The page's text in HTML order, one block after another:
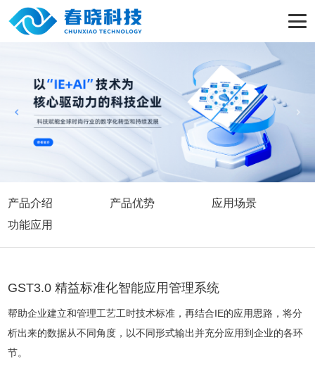
产品介绍 产品优势
应用场景
功能应用
GST3.0 精益标准化智能应用管理系统
帮助企业建立和管理工艺工时技术标准，再结合IE的应用思路，将分
析出来的数据从不同角度，以不同形式输出并充分应用到企业的各环
节。